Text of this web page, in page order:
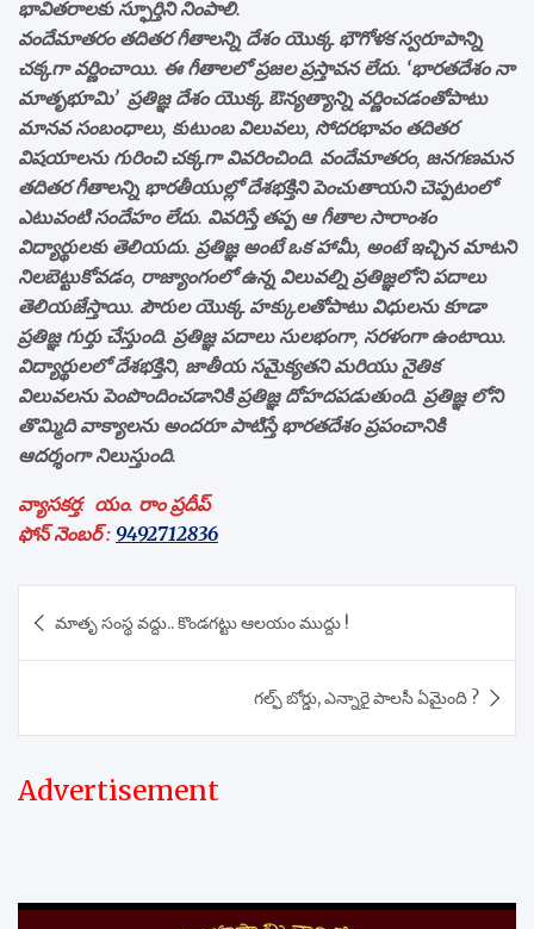
భావితరాలకు స్ఫూర్తిని నింపాలి.
వందేమాతరం తదితర గీతాలన్ని దేశం యొక్క భౌగోళక స్వరూపాన్ని
చక్కగా వర్ణించాయి. ఈ గీతాలలో ప్రజల ప్రస్తావన లేదు. ‘భారతదేశం నా
మాతృభూమి’ ప్రతిజ్ఞ దేశం యొక్క ఔన్యత్యాన్ని వర్ణించడంతోపాటు
మానవ సంబంధాలు, కుటుంబ విలువలు, సోదరభావం తదితర
విషయాలను గురించి చక్కగా వివరించింది. వందేమాతరం, జనగణమన
తదితర గీతాలన్ని భారతీయుల్లో దేశభక్తిని పెంచుతాయని చెప్పటంలో
ఎటువంటి సందేహం లేదు. వివరిస్తే తప్ప ఆ గీతాల సారాంశం
విద్యార్థులకు తెలియదు. ప్రతిజ్ఞ అంటే ఒక హామీ, అంటే ఇచ్చిన మాటని
నిలబెట్టుకోవడం, రాజ్యాంగంలో ఉన్న విలువల్ని ప్రతిజ్ఞలోని పదాలు
తెలియజేస్తాయి. పౌరుల యొక్క హక్కులతోపాటు విధులను కూడా
ప్రతిజ్ఞ గుర్తు చేస్తుంది. ప్రతిజ్ఞ పదాలు సులభంగా, సరళంగా ఉంటాయి.
విద్యార్థులలో దేశభక్తిని, జాతీయ సమైక్యతని మరియు నైతిక
విలువలను పెంపొందించడానికి ప్రతిజ్ఞ దోహదపడుతుంది. ప్రతిజ్ఞ లోని
తొమ్మిది వాక్యాలను అందరూ పాటిస్తే భారతదేశం ప్రపంచానికి
ఆదర్శంగా నిలుస్తుంది.
వ్యాసకర్త: యం. రాం ప్రదీప్
ఫోన్ నెంబర్ : 9492712836
navigation
మాతృ సంస్థ వద్దు.. కొండగట్టు ఆలయం ముద్దు !
గల్ఫ్ బోర్డు, ఎన్నారై పాలసీ ఏమైంది ?
Advertisement